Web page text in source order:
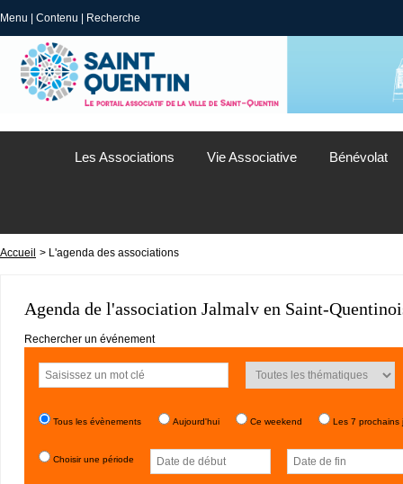
Menu Contenu Recherche
Les Associations Vie Associative Bénévolat
Accueil > L'agenda des associations
Agenda de l'association Jalmalv en Saint-
Rechercher un événement
Tous les évènements Aujourd'hui Ce weekend Les 7 prochains
Choisir une période